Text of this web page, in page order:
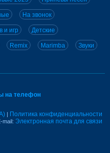
На звонок
и игр Детские
Remix Marimba Звуки
на телефон
| Политика конфиденциальности
mail: Электронная почта для связи